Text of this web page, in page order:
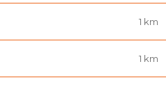
1 km
1 km